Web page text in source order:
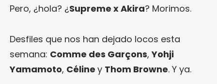
Pero, ¿hola? ¿Supreme x Akira? Morimos.
Desfiles que nos han dejado locos esta
semana: Comme des Garçons,Yohji
Yamamoto, Céline y Thom Browne. Y ya.